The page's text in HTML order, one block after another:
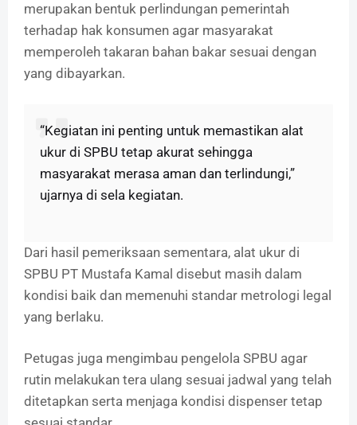
merupakan bentuk perlindungan pemerintah
terhadap hak konsumen agar masyarakat
memperoleh takaran bahan bakar sesuai dengan
yang dibayarkan.
“Kegiatan ini penting untuk memastikan alat
ukur di SPBU tetap akurat sehingga
masyarakat merasa aman dan terlindungi,”
ujarnya di sela kegiatan.
Dari hasil pemeriksaan sementara, alat ukur di
SPBU PT Mustafa Kamal disebut masih dalam
kondisi baik dan memenuhi standar metrologi legal
yang berlaku.
Petugas juga mengimbau pengelola SPBU agar
rutin melakukan tera ulang sesuai jadwal yang telah
ditetapkan serta menjaga kondisi dispenser tetap